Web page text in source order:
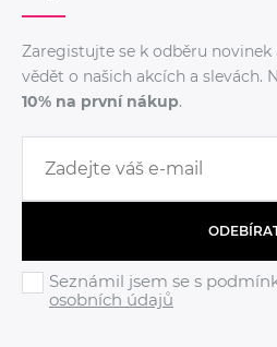
Zaregistujte se k odběru
vědět o našich akcích a slevách.
10% na první nákup.
Seznámil jsem se s
osobních údajů